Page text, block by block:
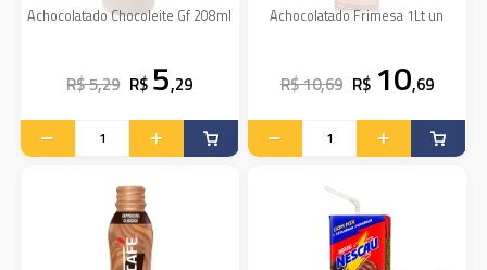
Achocolatado Chocoleite Gf 208ml
R$ 5,29 R$ 5,29
Achocolatado Frimesa 1Lt un
R$ 10,69 R$ 10,69